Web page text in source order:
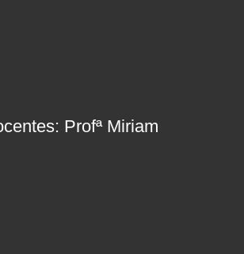
Profª Miriam